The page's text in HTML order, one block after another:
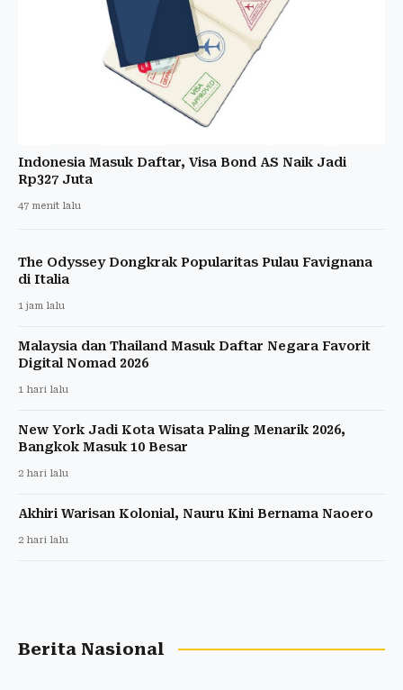
Indonesia Masuk Daftar, Visa Bond AS Naik Jadi
Rp327 Juta
47 menit lalu
The Odyssey Dongkrak Popularitas Pulau Favignana
di Italia
1 jam lalu
Malaysia dan Thailand Masuk Daftar Negara Favorit
Digital Nomad 2026
1 hari lalu
New York Jadi Kota Wisata Paling Menarik 2026,
Bangkok Masuk 10 Besar
2 hari lalu
Akhiri Warisan Kolonial, Nauru Kini Bernama Naoero
2 hari lalu
Berita Nasional